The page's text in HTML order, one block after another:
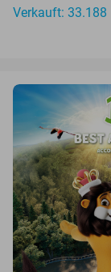
Verkauft: 33.188